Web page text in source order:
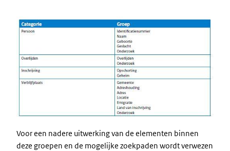
Voor een nadere uitwerking van de elementen binnen
deze groepen en de mogelijke zoekpaden wordt verwezen